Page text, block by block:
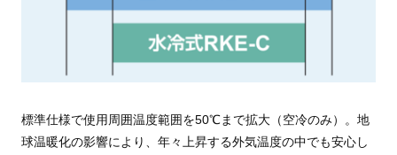
標準仕様で使用周囲温度範囲を50℃まで拡大（空冷のみ）。地
球温暖化の影響により、年々上昇する外気温度の中でも安心し